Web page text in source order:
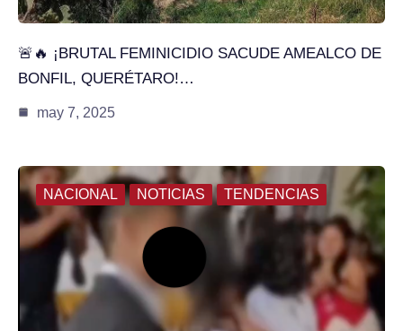
🚨🔥 ¡BRUTAL FEMINICIDIO SACUDE AMEALCO DE
BONFIL, QUERÉTARO!…
may 7, 2025
NACIONAL NOTICIAS TENDENCIAS